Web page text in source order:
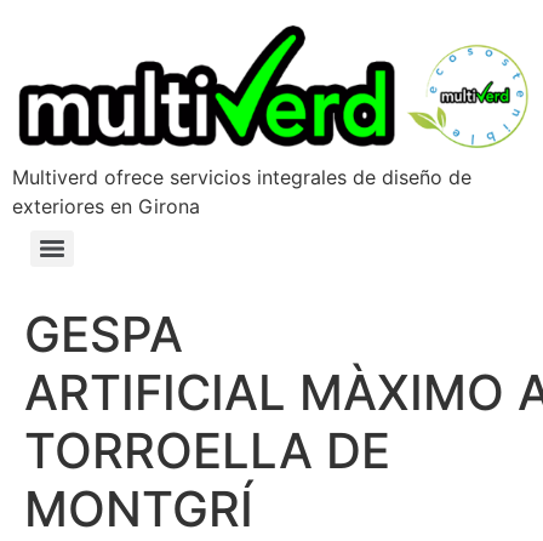
Multiverd ofrece servicios integrales de diseño de
exteriores en Girona
GESPA
ARTIFICIAL MÀXIMO
TORROELLA DE
MONTGRÍ